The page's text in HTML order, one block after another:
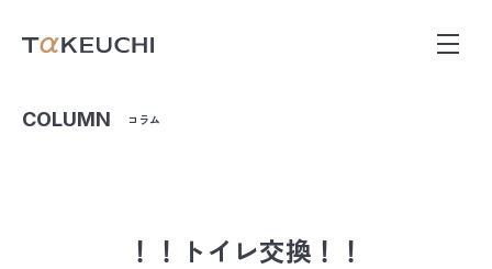
COLUMN コラム
！！トイレ交換！！